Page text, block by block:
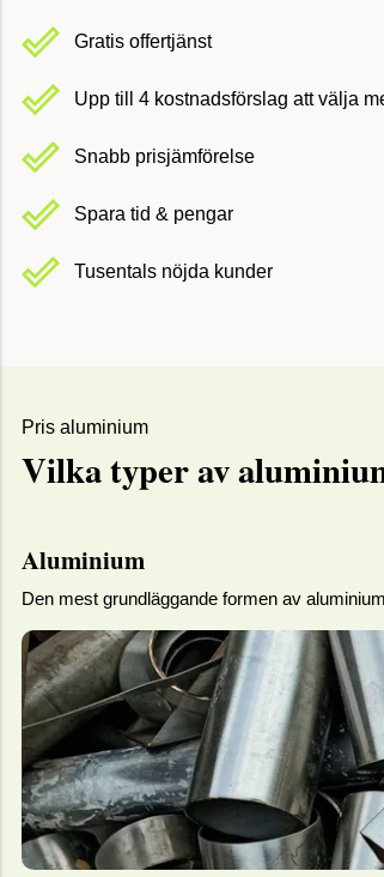
Gratis offertjänst
Upp till 4 kostnadsförslag att välja
Snabb prisjämförelse
Spara tid & pengar
Tusentals nöjda kunder
Pris aluminium
Vilka typer av
Aluminium
Den mest grundläggande formen av